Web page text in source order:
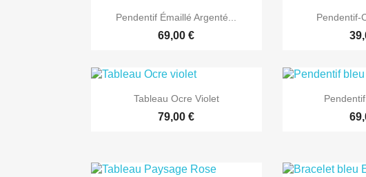
 Aperçu rapide
Pendentif Émaillé Argenté...
69,00 €

Pendentif-
 Aperçu rapide
Tableau Ocre Violet
79,00 €
